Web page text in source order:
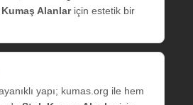
Alanlariçin estetik bir
yapı; kumas.org ile hem